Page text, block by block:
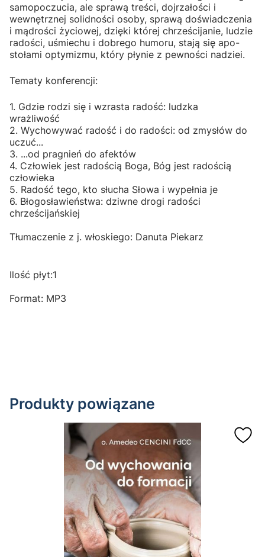
samopoczucia, ale sprawą treści, dojrzałości i
wewnętrznej solid­ności osoby, sprawą doświadczenia
i mądrości życiowej, dzięki której chrze­ścijanie, ludzie
radości, uśmiechu i dobrego humoru, stają się apo­
stołami optymizmu, który płynie z pewności nadziei.
Tematy konferencji:
1. Gdzie rodzi się i wzrasta radość: ludzka
wrażliwość
2. Wychowywać radość i do radości: od zmysłów do
uczuć...
3. ...od pragnień do afektów
4. Człowiek jest radością Boga, Bóg jest radością
człowieka
5. Radość tego, kto słucha Słowa i wypełnia je
6. Błogosławieństwa: dziwne drogi radości
chrześcijańskiej
Tłumaczenie z j. włoskiego: Danuta Piekarz
Ilość płyt:1
Format: MP3
Produkty powiązane